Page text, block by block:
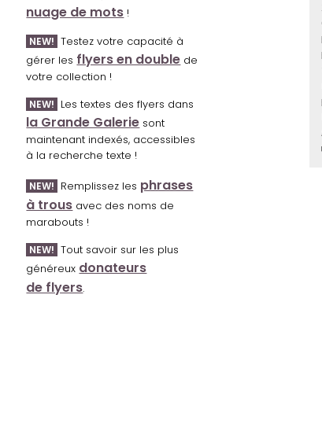
nuage de mots !
NEW! Testez votre capacité à
gérer les flyers en double de
votre collection !
NEW! Les textes des flyers dans
la Grande Galerie sont
maintenant indexés, accessibles
à la recherche texte !
NEW! Remplissez les phrases
à trous avec des noms de
marabouts !
NEW! Tout savoir sur les plus
généreux donateurs
de flyers.